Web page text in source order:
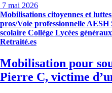
7 mai 2026
Mobilisations citoyennes et
pros/Voie professionnelle AESH
scolaire Collège Lycées
Retraité.es
Mobilisation pour
Pierre C, victime